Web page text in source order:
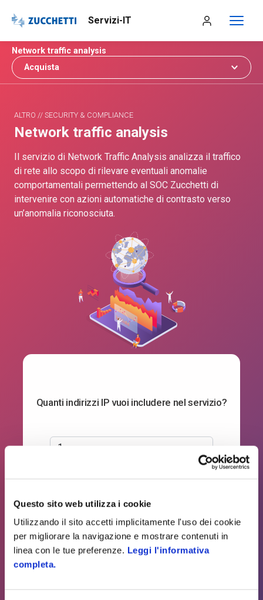
Questo sito web utilizza i cookie
Utilizzando il sito accetti implicitamente l'uso dei cookie
per migliorare la navigazione e mostrare contenuti in
linea con le tue preferenze. Leggi l'informativa
completa.
Servizi-IT
Network traffic analysis
Acquista
ALTRO // SECURITY & COMPLIANCE
Network traffic analysis
Il servizio di Network Traffic Analysis analizza il traffico
di rete allo scopo di rilevare eventuali anomalie
comportamentali permettendo al SOC Zucchetti di
intervenire con azioni automatiche di contrasto verso
un’anomalia riconosciuta.
Quanti indirizzi IP vuoi includere nel servizio?